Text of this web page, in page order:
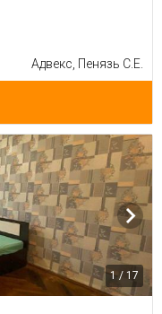
Адвекс, Пенязь С.Е.
1 / 17